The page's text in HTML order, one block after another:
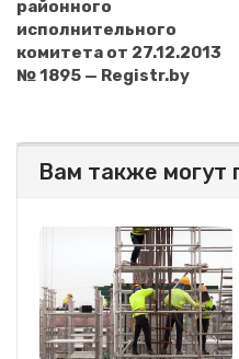
районного
исполнительного
комитета от 27.12.2013
№ 1895 — Registr.by
Вам также могут